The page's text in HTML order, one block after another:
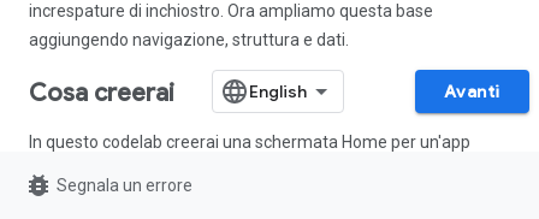
increspature di inchiostro. Ora ampliamo questa base
aggiungendo navigazione, struttura e dati.
Cosa creerai
In questo codelab creerai una schermata Home per un'app
chiamata
abbigliamento e prodotti per la casa. Contiene:
Avanti
bug_report Segnala un errore